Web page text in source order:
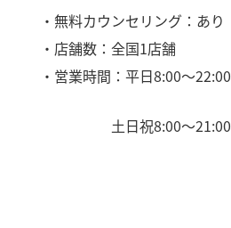
・無料カウンセリング：あり
・店舗数：全国1店舗
・営業時間：平日8:00〜22:00
土日祝8:00〜21:00